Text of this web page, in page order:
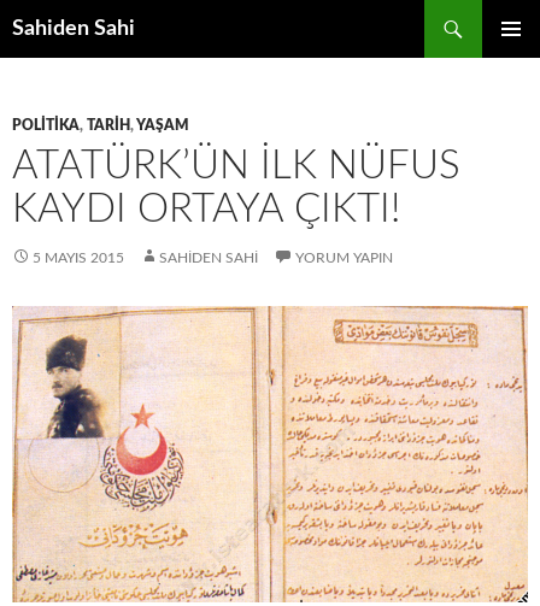
Sahiden Sahi
POLITIKA, TARIH,YAŞAM
ATATÜRK’ÜN İLK NÜFUS
KAYDI ORTAYA ÇIKTI!
5 MAYIS 2015 SAHIDEN SAHI YORUM YAPIN